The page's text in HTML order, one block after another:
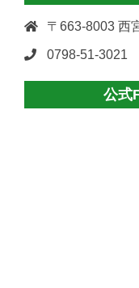
〒663-8003 西
0798-51-3021
公式